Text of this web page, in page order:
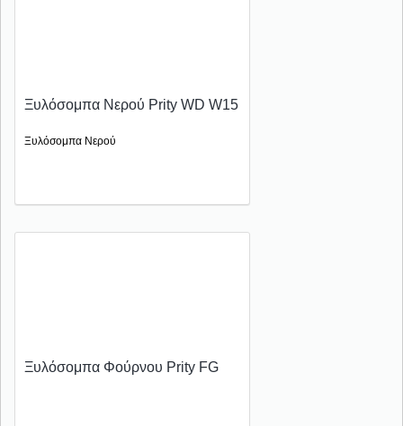
Ξυλόσομπα Νερού Prity WD W15
Ξυλόσομπα Νερού
Ξυλόσομπα Φούρνου Prity FG